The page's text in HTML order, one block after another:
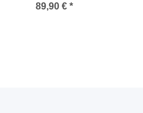
Toilette
89,90 € *